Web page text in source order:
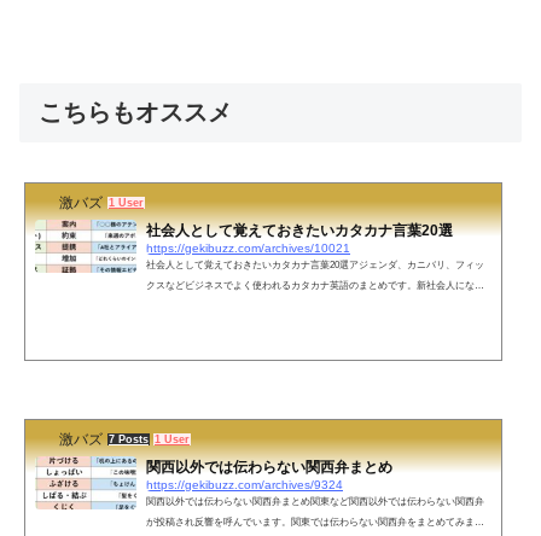
こちらもオススメ
激バズ 1 User
社会人として覚えておきたいカタカナ言葉20選
https://gekibuzz.com/archives/10021
社会人として覚えておきたいカタカナ言葉20選アジェンダ、カニバリ、フィッ
クスなどビジネスでよく使われるカタカナ英語のまとめです。新社会人になる
激バズ 7 Posts 1 User
関西以外では伝わらない関西弁まとめ
https://gekibuzz.com/archives/9324
関西以外では伝わらない関西弁まとめ関東など関西以外では伝わらない関西弁
が投稿され反響を呼んでいます。関東では伝わらない関西弁をまとめてみまし